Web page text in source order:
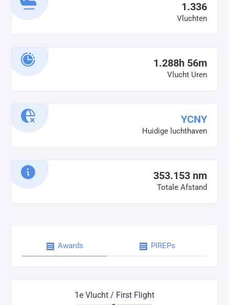
1.336
Vluchten
1.288h 56m
Vlucht Uren
YCNY
Huidige luchthaven
353.153 nm
Totale Afstand
Awards PIREPs
1e Vlucht / First Flight